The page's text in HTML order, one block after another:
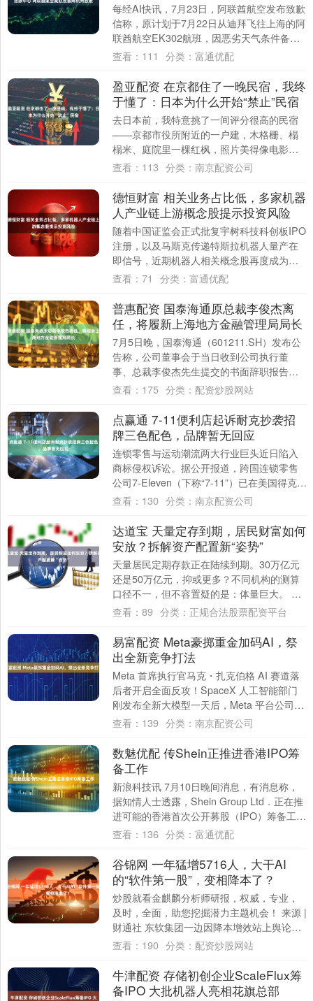
每经AI快讯，7月23日，阿联酋航空发布致歉
信称，原计划于7月22日从迪拜飞往上海的阿
联酋航空EK302航班，因恶劣天气条件备降
杭州。随后，航班因技术故障进一步....
查看： 111 分类： 富通优配
盈亚配资 在京都住了一晚民宿，我终
于懂了：日本为什么开始“禁止”民宿
去日本前，我特意挑了一间评分很高的民宿
——京都市役所附近的一户建，木格栅、榻
榻米、庭院里一棵红枫，照片美得像电影截
图。我甚至提前练了几句日语，准备跟房东
查看： 113 分类： 南京配资公司
德恒财富 相关业务占比低，多家机器
人产业链上游概念股提示投资风险
随着中国证监会正式批复宇树科技科创板IPO
注册，以及马斯克传递特斯拉机器人量产在
即信号，近期机器人相关概念股再度成为资
本市场热炒对象，多只个股已出现较大涨
查看： 71 分类： 富通优配
普惠配资 国泰海通原总裁李俊杰离
任，将履新上海地方金融管理局局长
7月5日晚，国泰海通（601211.SH）发布公
告称，公司董事会于当日收到公司执行董
事、总裁李俊杰先生提交的书面辞职报告，
李俊杰先生因工作调动原因辞去公司董
查看： 175 分类： 配资炒股网站
点赢通 7-11便利店起诉耐克抄袭招
牌三色配色，品牌暂无回应
连锁零售与运动潮流两大行业巨头近日陷入
商标侵权诉讼。据公开报道，跨国连锁零售
公司7-Eleven（下称“7-11”）已在美国得克萨
斯州联邦法院提起诉讼，指控运动....
查看： 130 分类： 南京配资公司
达道宝 天量定存到期，居民财富如何
安放？拆解资产配置新“姿势”
天量居民定期存款正在陆续到期。30万亿元
还是50万亿元，抑或更多？不同机构的测算
口径不一，但不容置疑的是：体量巨大。 当
这笔钱苏醒，面对的却是“1”字头存款利率....
查看： 89 分类： 正规合法股票配资平台
易富配资 Meta豪掷重金加码AI，祭
出全新竞争打法
Meta 首席执行官马克・扎克伯格 AI 赛道落
后者开启全面反攻！SpaceX 人工智能部门
刚发布全新大模型一天后，Meta 平台公司便
于周四推出自家最新模型 ....
查看： 139 分类： 南京配资公司
数魅优配 传Shein正推进香港IPO筹
备工作
新浪科技讯 7月10日晚间消息，有消息称，
据知情人士透露，Shein Group Ltd．正在推
进可能的香港首次公开募股（IPO）筹备工
作。 据报道，因讨论未公....
查看： 136 分类： 富通优配
谷锦网 一年猛增5716人，大干AI
的“软件第一股”，变相降本了？
炒股就看金麒麟分析师研报，权威，专业，
及时，全面，助您挖掘潜力主题机会！ 来源 |
财通社 东软集团一边因降本增效站上舆论风
口，一边却在资本市场迎来大涨。 7月....
查看： 190 分类： 配资炒股网站
牛津配资 存储初创企业ScaleFlux筹
备IPO 大批机器人亮相花旗总部